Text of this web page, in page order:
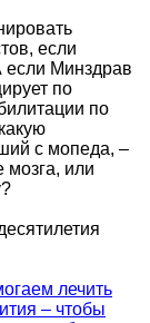
если
если Минздрав
по
по
с мопеда, –
мозга, или
лечить
– чтобы